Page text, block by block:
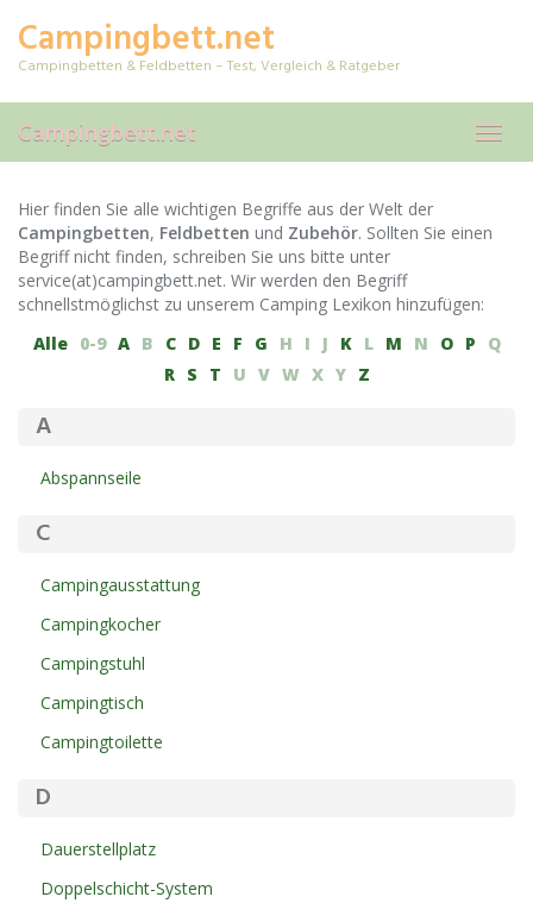
mainCampingbett.net
Campingbetten & Feldbetten – Test, Vergleich & Ratgeber
Campingbett.net
Hier finden Sie alle wichtigen Begriffe aus der Welt der
Campingbetten, Feldbetten und Zubehör. Sollten Sie einen
Begriff nicht finden, schreiben Sie uns bitte unter
service(at)campingbett.net. Wir werden den Begriff
schnellstmöglichst zu unserem Camping Lexikon hinzufügen:
Alle
0-9 A B C D E F G H I J K L M N O P
Q
R
S T U V W X Y Z
A
Abspannseile
C
Campingausstattung
Campingkocher
Campingstuhl
Campingtisch
Campingtoilette
D
Dauerstellplatz
Doppelschicht-System